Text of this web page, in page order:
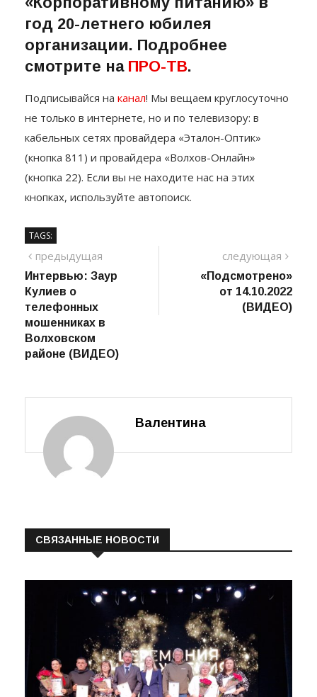
зал стал подарком
«Корпоративному питанию» в
год 20-летнего юбилея
организации. Подробнее
смотрите наПРО-ТВ.
Подписывайся на канал ! Мы вещаем круглосуточно
не только в интернете, но и по телевизору: в
кабельных сетях провайдера «Эталон-Оптик»
(кнопка 811) и провайдера «Волхов-Онлайн»
(кнопка 22). Если вы не находите нас на этих
кнопках, используйте автопоиск.
TAGS:
Навигация
по
записям
предыдущая предыдущий
Интервью: Заур
Кулиев о
телефонных
мошенниках в
следующая
пост
«Подсмотрено»
Валентина